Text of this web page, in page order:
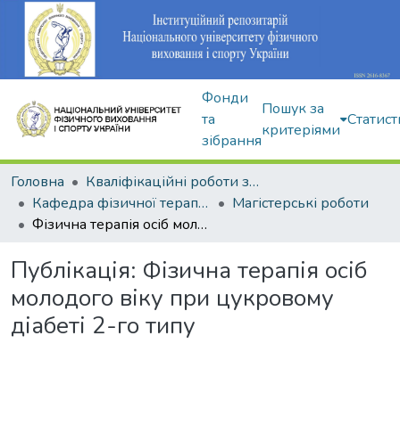
Фонди
та
зібрання
Пошук за
критеріями
Головна
Кваліфікаційні роботи здобувачів вищої освіти
Кафедра фізичної терапії та ерготерапії
Магістерські роботи
Фізична терапія осіб молодого віку при цукровому діабеті 2-го типу
Публікація: Фізична терапія осіб
молодого віку при цукровому
діабеті 2-го типу